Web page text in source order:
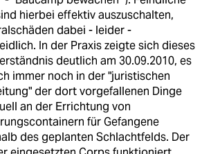
hierbei effektiv auszuschalten,
dabei - leider -
In der Praxis zeigte sich dieses
deutlich am 30.09.2010, es
immer noch in der "juristischen
der dort vorgefallenen Dinge
an der Errichtung von
für Gefangene
des geplanten Schlachtfelds. Der